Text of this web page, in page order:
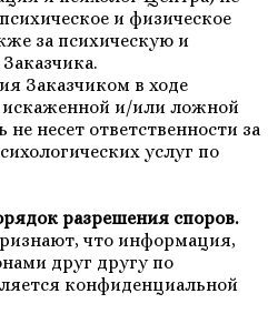
и физическое
за психическую и
Заказчиком в ходе
искаженной и/или ложной
несет ответственности за
услуг по
разрешения споров.
что информация,
друг другу по
конфиденциальной